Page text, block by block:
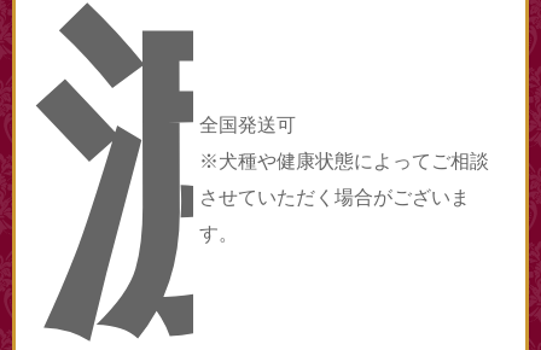
渡
全国発送可
※犬種や健康状態によってご相談
させていただく場合がございま
す。